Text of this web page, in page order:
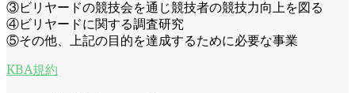
③ビリヤードの競技会を通じ競技者の競技力向上を図る
④ビリヤードに関する調査研究
⑤その他、上記の目的を達成するために必要な事業
KBA規約